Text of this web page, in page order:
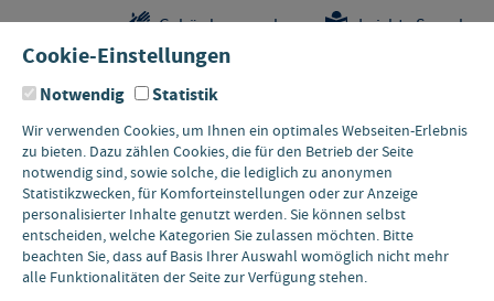
Kontakt
Gebärdensprache Leichte Sprache
Cookie-Einstellungen
Notwendig Statistik
Wir verwenden Cookies, um Ihnen ein optimales Webseiten-Erlebnis
zu bieten. Dazu zählen Cookies, die für den Betrieb der Seite
notwendig sind, sowie solche, die lediglich zu anonymen
Statistikzwecken, für Komforteinstellungen oder zur Anzeige
personalisierter Inhalte genutzt werden. Sie können selbst
entscheiden, welche Kategorien Sie zulassen möchten. Bitte
beachten Sie, dass auf Basis Ihrer Auswahl womöglich nicht mehr
alle Funktionalitäten der Seite zur Verfügung stehen.